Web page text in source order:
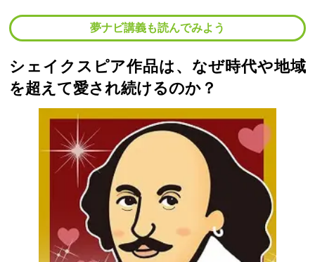
夢ナビ講義も読んでみよう
シェイクスピア作品は、なぜ時代や地域
を超えて愛され続けるのか？